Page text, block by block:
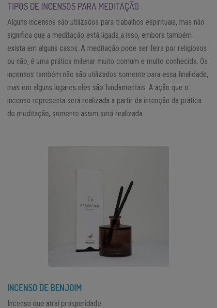
TIPOS DE INCENSOS PARA MEDITAÇÃO
Alguns incensos são utilizados para trabalhos espirituais, mas não
significa que a meditação está ligada a isso, embora também
exista em alguns casos. A meditação pode ser feira por religiosos
ou não, é uma prática milenar muito comum e muito conhecida. Os
incensos também não são utilizados somente para essa finalidade,
mas em alguns lugares eles são fundamentais. A ação que o
incenso representa será realizada a partir da intenção da prática
de meditação, somente assim será realizada.
INCENSO DE BENJOIM
Incenso que atrai prosperidade.